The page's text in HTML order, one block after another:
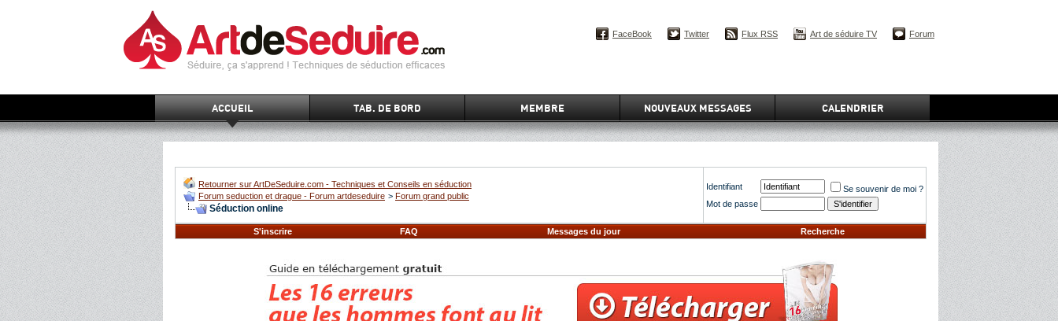
ACCUEIL TAB. DE BORD MEMBRE NOUVEAUX MESSAGES CALENDRIER
FaceBook Twitter Flux RSS Art de séduire TV Forum
Retourner sur ArtDeSeduire.com - Techniques et Conseils en séduction
Forum seduction et drague - Forum artdeseduire > Forum grand public
Séduction online
Identifiant
Se souvenir de moi ?
Mot de passe
S'inscrire FAQ Messages du jour Recherche